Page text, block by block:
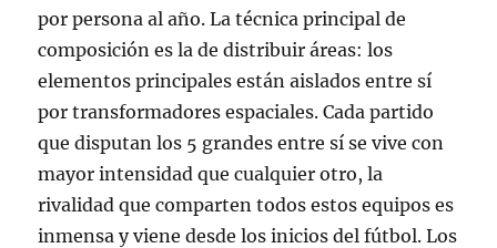
por persona al año. La técnica principal de
composición es la de distribuir áreas: los
elementos principales están aislados entre sí
por transformadores espaciales. Cada partido
que disputan los 5 grandes entre sí se vive con
mayor intensidad que cualquier otro, la
rivalidad que comparten todos estos equipos es
inmensa y viene desde los inicios del fútbol. Los